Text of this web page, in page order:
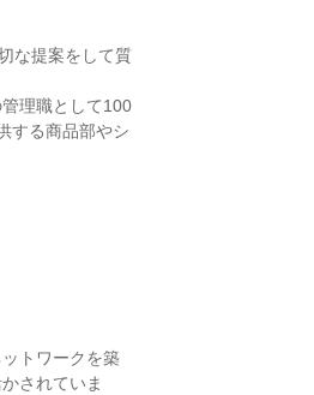
な提案をして質
理職として100
する商品部やシ
トワークを築
されていま